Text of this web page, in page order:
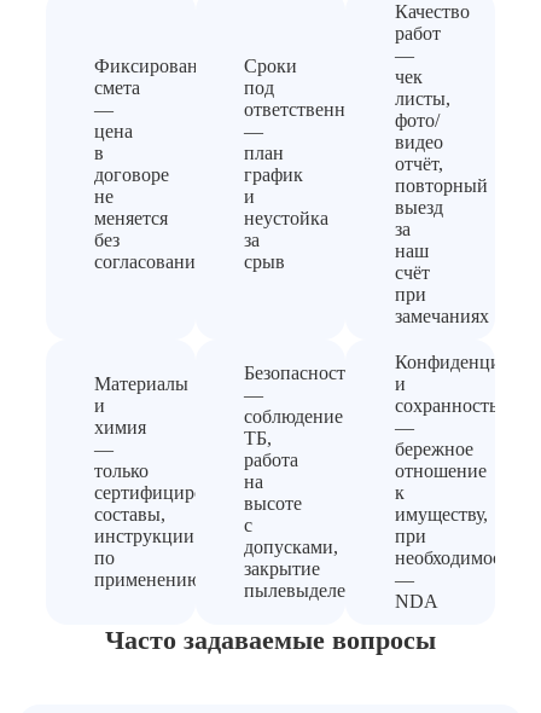
Фиксированная
смета
—
цена
в
договоре
не
меняется
без
согласования
Сроки
под
ответственность
—
план
график
и
неустойка
за
срыв
Качество
работ
—
чек
листы,
фото/
видео
отчёт,
повторный
выезд
за
наш
счёт
при
замечаниях
Материалы
и
химия
—
только
сертифицированные
составы,
инструкции
по
применению
Безопасность
—
соблюдение
ТБ,
работа
на
высоте
с
допусками,
закрытие
пылевыделения
и
сохранность
—
бережное
отношение
к
имуществу,
при
необходимости
—
NDA
Часто задаваемые вопросы